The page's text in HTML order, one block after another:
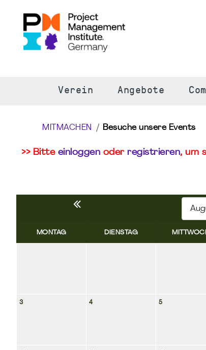
Verein Angebote
MITMACHEN Besuche unsere Events
>> Bitte einloggen oder registrieren, um
MONTAG DIENSTAG
3 4 5